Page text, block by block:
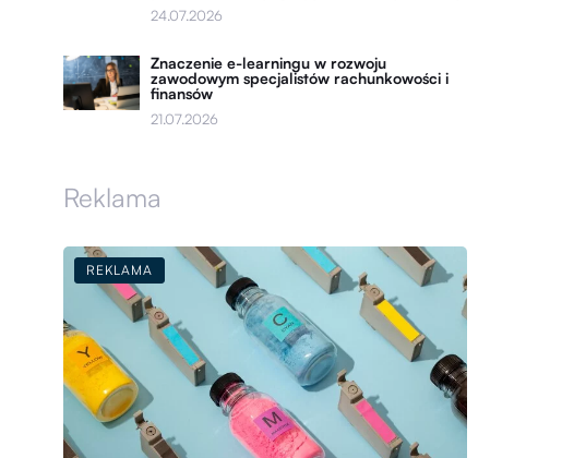
24.07.2026
Znaczenie e-learningu w rozwoju
zawodowym specjalistów rachunkowości i
finansów
21.07.2026
Reklama
REKLAMA